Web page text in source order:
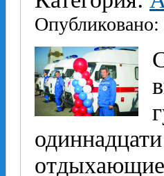
Опубликовано: